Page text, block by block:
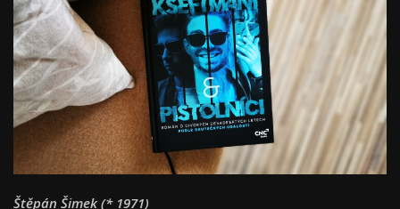
Štěpán Šimek (* 1971)